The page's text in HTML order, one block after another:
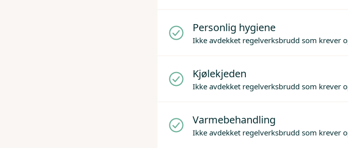
Personlig hygiene
Ikke avdekket regelverksbrudd som krever
Kjølekjeden
Ikke avdekket regelverksbrudd som krever
Varmebehandling
Ikke avdekket regelverksbrudd som krever